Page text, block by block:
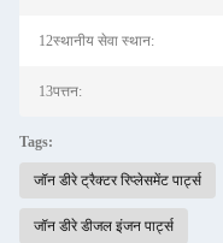
12स्थानीय सेवा स्थान:
13पत्तन:
Tags:
जॉन डीरे ट्रैक्टर रिप्लेसमेंट पार्ट्स
जॉन डीरे डीजल इंजन पार्ट्स